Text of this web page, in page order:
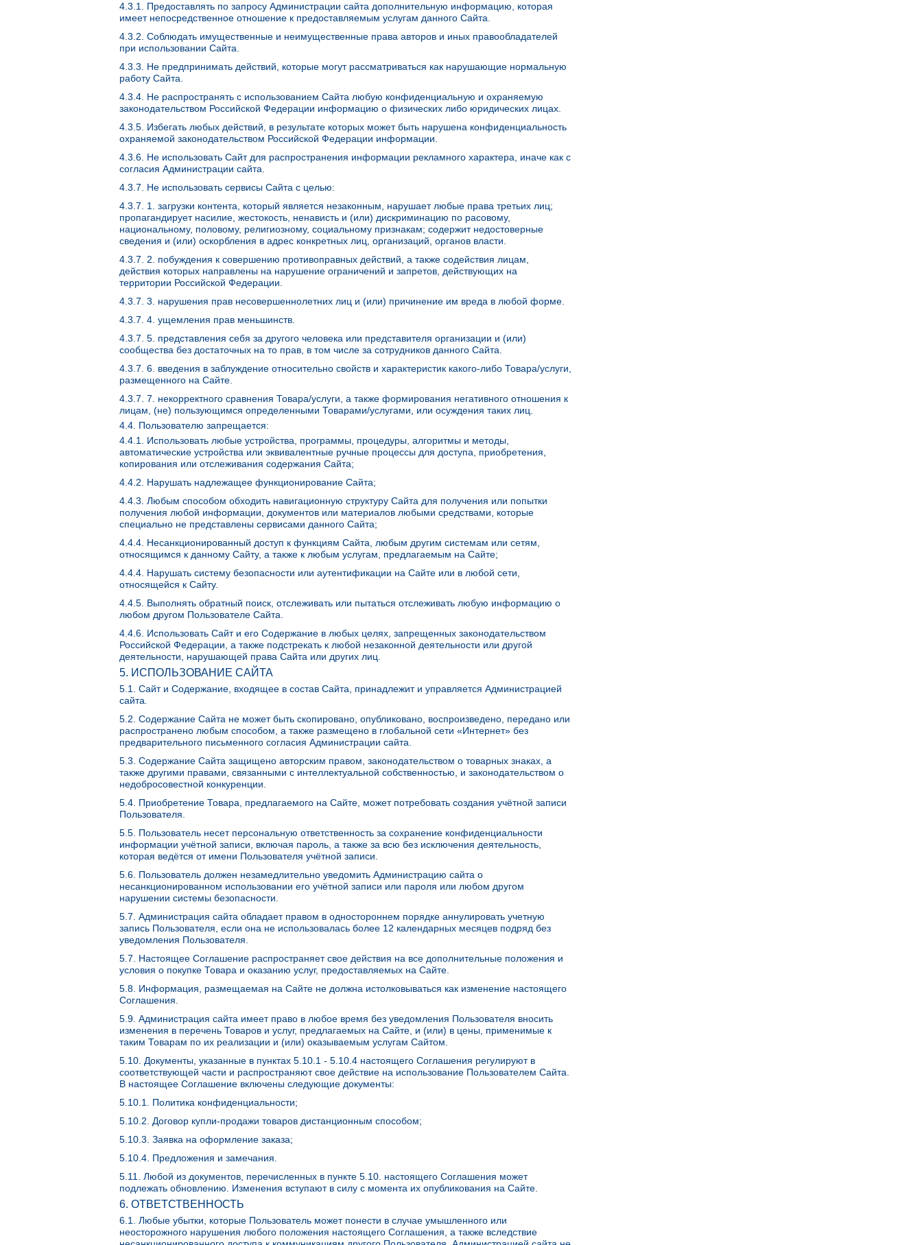
4.3.1. Предоставлять по запросу Администрации сайта дополнительную информацию, которая
имеет непосредственное отношение к предоставляемым услугам данного Сайта.
4.3.2. Соблюдать имущественные и неимущественные права авторов и иных правообладателей
при использовании Сайта.
4.3.3. Не предпринимать действий, которые могут рассматриваться как нарушающие нормальную
работу Сайта.
4.3.4. Не распространять с использованием Сайта любую конфиденциальную и охраняемую
законодательством Российской Федерации информацию о физических либо юридических лицах.
4.3.5. Избегать любых действий, в результате которых может быть нарушена конфиденциальность
охраняемой законодательством Российской Федерации информации.
4.3.6. Не использовать Сайт для распространения информации рекламного характера, иначе как с
согласия Администрации сайта.
4.3.7. Не использовать сервисы Сайта с целью:
4.3.7. 1. загрузки контента, который является незаконным, нарушает любые права третьих лиц;
пропагандирует насилие, жестокость, ненависть и (или) дискриминацию по расовому,
национальному, половому, религиозному, социальному признакам; содержит недостоверные
сведения и (или) оскорбления в адрес конкретных лиц, организаций, органов власти.
4.3.7. 2. побуждения к совершению противоправных действий, а также содействия лицам,
действия которых направлены на нарушение ограничений и запретов, действующих на
территории Российской Федерации.
4.3.7. 3. нарушения прав несовершеннолетних лиц и (или) причинение им вреда в любой форме.
4.3.7. 4. ущемления прав меньшинств.
4.3.7. 5. представления себя за другого человека или представителя организации и (или)
сообщества без достаточных на то прав, в том числе за сотрудников данного Сайта.
4.3.7. 6. введения в заблуждение относительно свойств и характеристик какого-либо Товара/услуги,
размещенного на Сайте.
4.3.7. 7. некорректного сравнения Товара/услуги, а также формирования негативного отношения к
лицам, (не) пользующимся определенными Товарами/услугами, или осуждения таких лиц.
4.4. Пользователю запрещается:
4.4.1. Использовать любые устройства, программы, процедуры, алгоритмы и методы,
автоматические устройства или эквивалентные ручные процессы для доступа, приобретения,
копирования или отслеживания содержания Сайта;
4.4.2. Нарушать надлежащее функционирование Сайта;
4.4.3. Любым способом обходить навигационную структуру Сайта для получения или попытки
получения любой информации, документов или материалов любыми средствами, которые
специально не представлены сервисами данного Сайта;
4.4.4. Несанкционированный доступ к функциям Сайта, любым другим системам или сетям,
относящимся к данному Сайту, а также к любым услугам, предлагаемым на Сайте;
4.4.4. Нарушать систему безопасности или аутентификации на Сайте или в любой сети,
относящейся к Сайту.
4.4.5. Выполнять обратный поиск, отслеживать или пытаться отслеживать любую информацию о
любом другом Пользователе Сайта.
4.4.6. Использовать Сайт и его Содержание в любых целях, запрещенных законодательством
Российской Федерации, а также подстрекать к любой незаконной деятельности или другой
деятельности, нарушающей права Сайта или других лиц.
5. ИСПОЛЬЗОВАНИЕ САЙТА
5.1. Сайт и Содержание, входящее в состав Сайта, принадлежит и управляется Администрацией
сайта
5.2. Содержание Сайта не может быть скопировано, опубликовано, воспроизведено, передано или
распространено любым способом, а также размещено в глобальной сети «Интернет» без
предварительного письменного согласия Администрации сайта.
5.3. Содержание Сайта защищено авторским правом, законодательством о товарных знаках, а
также другими правами, связанными с интеллектуальной собственностью, и законодательством о
недобросовестной конкуренции.
5.4. Приобретение Товара, предлагаемого на Сайте, может потребовать создания учётной записи
Пользователя.
5.5. Пользователь несет персональную ответственность за сохранение конфиденциальности
информации учётной записи, включая пароль, а также за всю без исключения деятельность,
которая ведётся от имени Пользователя учётной записи.
5.6. Пользователь должен незамедлительно уведомить Администрацию сайта о
несанкционированном использовании его учётной записи или пароля или любом другом
нарушении системы безопасности.
5.7. Администрация сайта обладает правом в одностороннем порядке аннулировать учетную
запись Пользователя, если она не использовалась более 12 календарных месяцев подряд без
уведомления Пользователя.
5.7. Настоящее Соглашение распространяет свое действия на все дополнительные положения и
условия о покупке Товара и оказанию услуг, предоставляемых на Сайте.
5.8. Информация, размещаемая на Сайте не должна истолковываться как изменение настоящего
Соглашения.
5.9. Администрация сайта имеет право в любое время без уведомления Пользователя вносить
изменения в перечень Товаров и услуг, предлагаемых на Сайте, и (или) в цены, применимые к
таким Товарам по их реализации и (или) оказываемым услугам Сайтом.
5.10. Документы, указанные в пунктах 5.10.1 - 5.10.4 настоящего Соглашения регулируют в
соответствующей части и распространяют свое действие на использование Пользователем Сайта.
В настоящее Соглашение включены следующие документы:
5.10.1. Политика конфиденциальности;
5.10.2. Договор купли-продажи товаров дистанционным способом;
5.10.3. Заявка на оформление заказа;
5.10.4. Предложения и замечания.
5.11. Любой из документов, перечисленных в пункте 5.10. настоящего Соглашения может
подлежать обновлению. Изменения вступают в силу с момента их опубликования на Сайте.
6. ОТВЕТСТВЕННОСТЬ
6.1. Любые убытки, которые Пользователь может понести в случае умышленного или
неосторожного нарушения любого положения настоящего Соглашения, а также вследствие